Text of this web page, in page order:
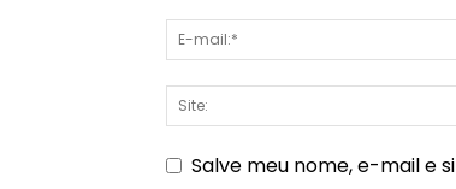
Salve meu nome, e-mail e